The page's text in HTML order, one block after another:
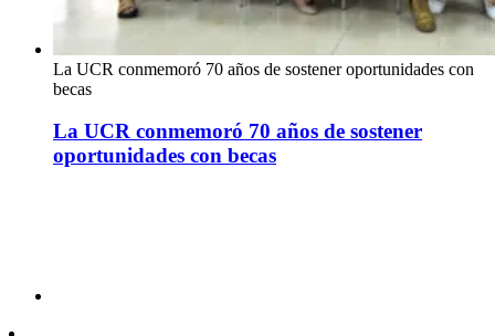
La UCR conmemoró 70 años de sostener oportunidades con
becas
La UCR conmemoró 70 años de sostener
oportunidades con becas